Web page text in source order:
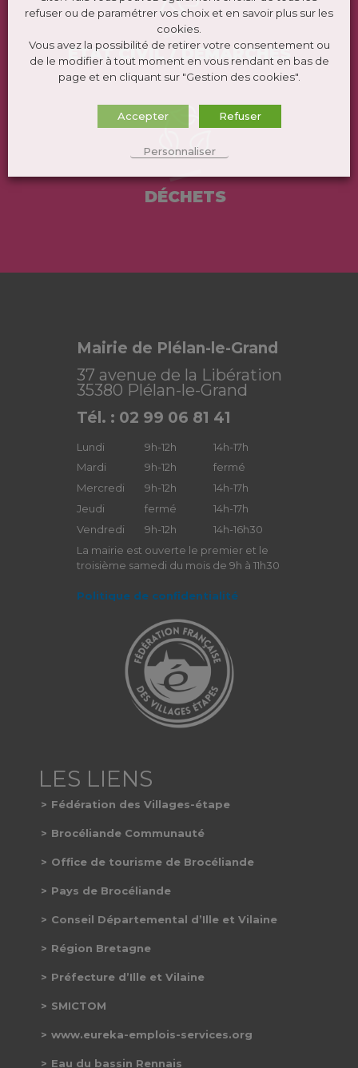
ÉTAT CIVIL / DEMARCHES
DÉCHETS
Mairie de Plélan-le-Grand
37 avenue de la Libération
35380 Plélan-le-Grand
Tél. : 02 99 06 81 41
Lundi 9h-12h
14h-17h
Mardi
9h-12h
fermé
Mercredi
9h-12h
14h-17h
Jeudi
fermé
14h-17h
Vendredi
9h-12h
14h-16h30
La mairie est ouverte le premier et le
troisième samedi du mois de 9h à 11h30
Politique de confidentialité
Fédération des Villages-étape
Brocéliande Communauté
Office de tourisme de Brocéliande
Pays de Brocéliande
Conseil Départemental d’Ille et Vilaine
Région Bretagne
Préfecture d’Ille et Vilaine
SMICTOM
www.eureka-emplois-services.org
Eau du bassin Rennais
refuser ou de paramétrer vos choix et en savoir plus sur les
cookies.
Vous avez la possibilité de retirer votre consentement ou
de le modifier à tout moment en vous rendant en bas de
page et en cliquant sur "Gestion des cookies".
Accepter Refuser
Personnaliser